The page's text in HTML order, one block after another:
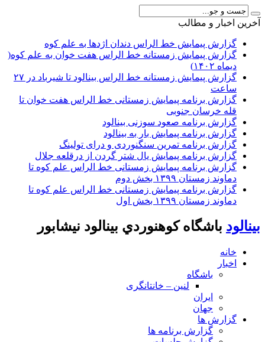
آخرين اخبار و مطالب
گزارش پیمایش خط الراس دندان اژدها به علم کوه
گزارش پیمایش زمستانه خط الراس هفت خوان به علم کوه(
دیماه ۱۴۰۲)
گزارش پیمایش زمستانه خط الراس بینالود تا شیرباد در ۲۷
ساعت
گزارش برنامه پیمایش زمستانی خط الراس هفت خوان تا
قله خرسان جنوبی
گزارش برنامه صعود سوزنی بینالود
گزارش برنامه پیمایش بار به بینالود
گزارش برنامه تمرین سنگنوردی و درای تولینگ
گزارش برنامه پیمایش یال شتر گردن از درقلعه جلال
گزارش برنامه پیمایش زمستانی خط الراس علم کوه تا
دماوند زمستان ۱۳۹۹ بخش دوم
گزارش برنامه پیمایش زمستانی خط الراس علم کوه تا
دماوند زمستان ۱۳۹۹ بخش اول
بينالود باشگاه كوهنوردي بينالود نيشابور
خانه
اخبار
باشگاه
لنین – خانتانگری
ایران
جهان
گزارش ها
گزارش برنامه ها